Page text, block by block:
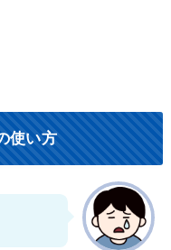
使い方